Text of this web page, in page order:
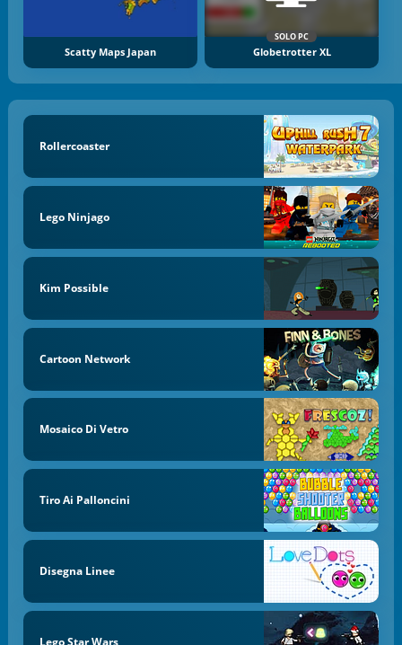
Scatty Maps Japan
SOLO PC
Globetrotter XL
Rollercoaster
Lego Ninjago
Kim Possible
Cartoon Network
Mosaico Di Vetro
Tiro Ai Palloncini
Disegna Linee
Lego Star Wars